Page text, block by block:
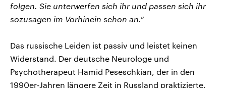
folgen. Sie unterwerfen sich ihr und passen sich ihr
sozusagen im Vorhinein schon an.“
Das russische Leiden ist passiv und leistet keinen
Widerstand. Der deutsche Neurologe und
Psychotherapeut Hamid Peseschkian, der in den
1990er-Jahren längere Zeit in Russland praktizierte,